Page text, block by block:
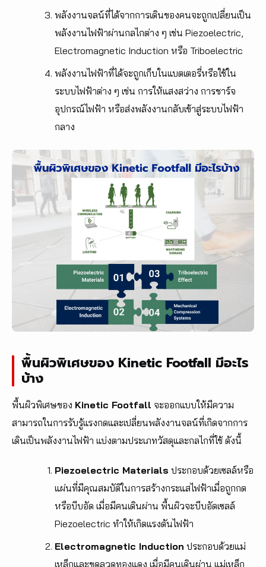
พลังงานจลน์ที่ได้จากการเดินของคนจะถูกเปลี่ยนเป็น
พลังงานไฟฟ้าผ่านกลไกต่าง ๆ เช่น Piezoelectric,
Electromagnetic Induction หรือ Triboelectric
พลังงานไฟฟ้าที่ได้จะถูกเก็บในแบตเตอรี่หรือใช้ใน
ระบบไฟฟ้าต่าง ๆ เช่น การให้แสงสว่าง การชาร์จ
อุปกรณ์ไฟฟ้า หรือส่งพลังงานกลับเข้าสู่ระบบไฟฟ้า
กลาง
พื้นผิวพิเศษของ Kinetic Footfall มีอะไร
บ้าง
พื้นผิวพิเศษของ Kinetic Footfall จะออกแบบให้มีความ
สามารถในการรับรู้แรงกดและเปลี่ยนพลังงานจลน์ที่เกิดจากการ
เดินเป็นพลังงานไฟฟ้า แบ่งตามประเภทวัสดุและกลไกที่ใช้ ดังนี้
Piezoelectric Materials ประกอบด้วยเซลล์หรือ
แผ่นที่มีคุณสมบัติในการสร้างกระแสไฟฟ้าเมื่อถูกกด
หรือบีบอัด เมื่อมีคนเดินผ่าน พื้นผิวจะบีบอัดเซลล์
Piezoelectric ทำให้เกิดแรงดันไฟฟ้า
Electromagnetic Induction ประกอบด้วยแม่
เหล็กและขดลวดทองแดง เมื่อมีคนเดินผ่าน แม่เหล็ก